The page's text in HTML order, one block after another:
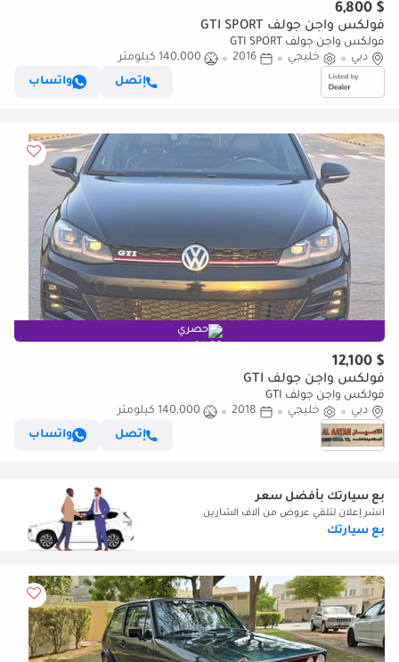
$ 6,800
فولكس واجن جولف GTI SPORT
فولكس واجن جولف GTI SPORT
دبي
خليجي 2016
140,000 كيلومتر
إتصل
واتساب
حصري
$ 12,100
فولكس واجن جولف GTI
فولكس واجن جولف GTI
دبي
خليجي 2018
140,000 كيلومتر
إتصل
واتساب
بع سيارتك بأفضل سعر
انشر إعلان لتلقي عروض من آلاف الشارين
بع سيارتك